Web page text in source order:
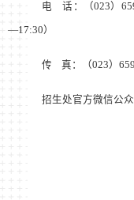
电 话：（023）
—17:30）
传 真：（023）
招生处官方微信公